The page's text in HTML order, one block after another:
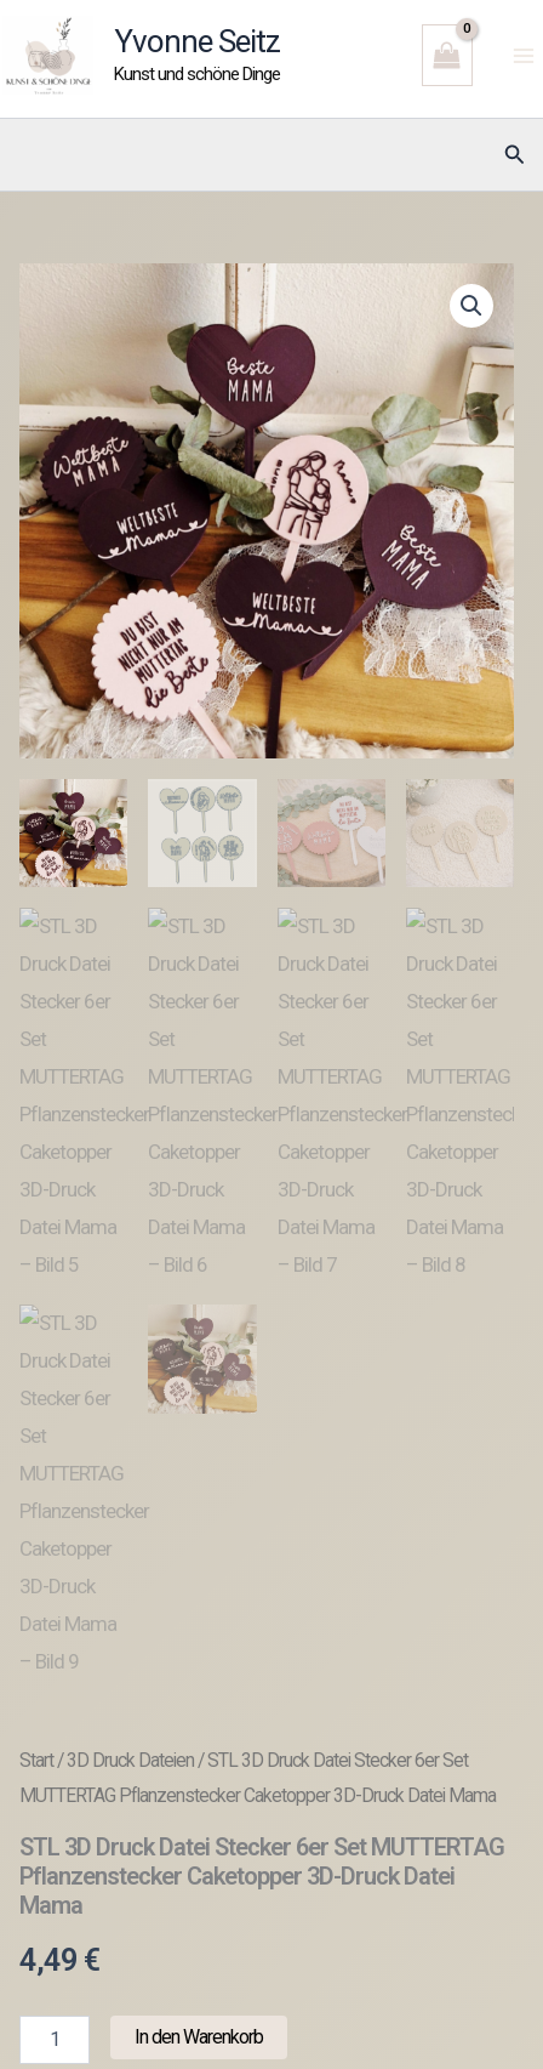
Inhalt
springen
Yvonne Seitz
Kunst und schöne Dinge
Start/3D Druck Dateien/ STL 3D Druck Datei Stecker 6er Set
MUTTERTAG Pflanzenstecker Caketopper 3D-Druck Datei Mama
STL 3D Druck Datei Stecker 6er Set MUTTERTAG
Pflanzenstecker Caketopper 3D-Druck Datei
Mama
4,49 €
In den Warenkorb